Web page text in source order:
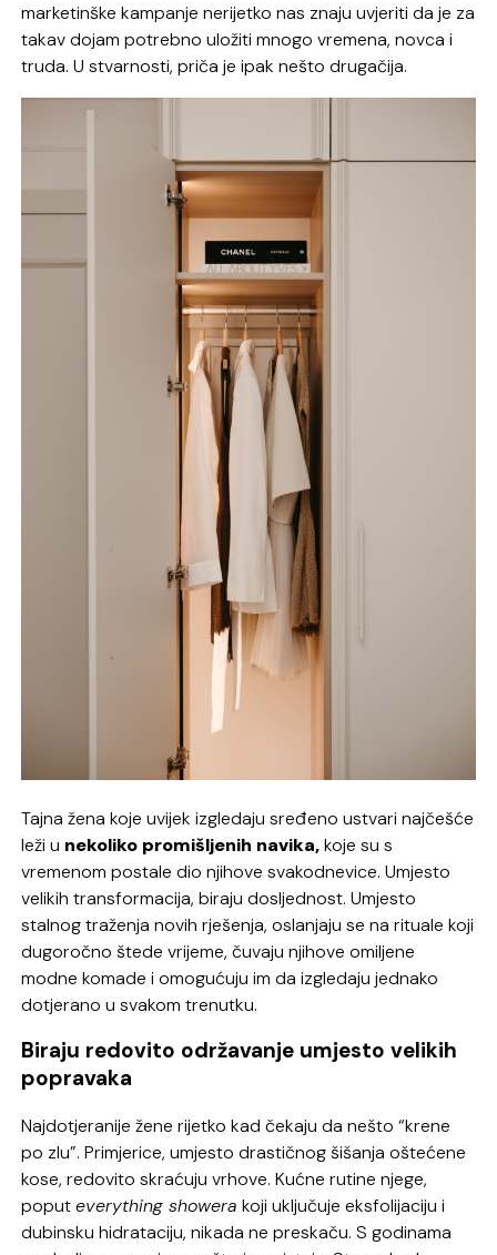
marketinške kampanje nerijetko nas znaju uvjeriti da je za
takav dojam potrebno uložiti mnogo vremena, novca i
truda. U stvarnosti, priča je ipak nešto drugačija.
Tajna žena koje uvijek izgledaju sređeno ustvari najčešće
leži u nekoliko promišljenih navika,koje su s
vremenom postale dio njihove svakodnevice. Umjesto
velikih transformacija, biraju dosljednost. Umjesto
stalnog traženja novih rješenja, oslanjaju se na rituale koji
dugoročno štede vrijeme, čuvaju njihove omiljene
modne komade i omogućuju im da izgledaju jednako
dotjerano u svakom trenutku.
Biraju redovito održavanje umjesto velikih
popravaka
Najdotjeranije žene rijetko kad čekaju da nešto “krene
po zlu”. Primjerice, umjesto drastičnog šišanja oštećene
kose, redovito skraćuju vrhove. Kućne rutine njege,
poputeverything showera koji uključuje eksfolijaciju i
dubinsku hidrataciju, nikada ne preskaču. S godinama